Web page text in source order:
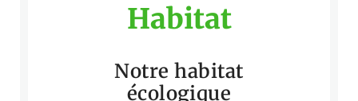
Habitat
Notre habitat
écologique